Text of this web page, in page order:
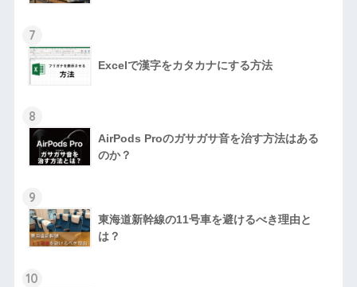
7
Excelで漢字をカタカナにする方法
8
AirPods Proのガサガサ音を治す方法はある
のか？
9
東海道新幹線の11号車を避けるべき理由と
は？
10